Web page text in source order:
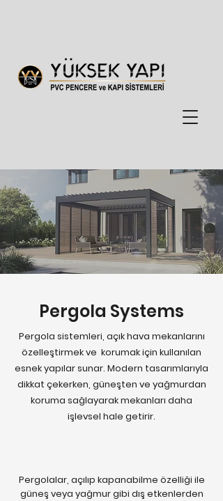
Pergola Systems
Pergola sistemleri, açık hava mekanlarını
özelleştirmek ve korumak için kullanılan
esnek yapılar sunar. Modern tasarımlarıyla
dikkat çekerken, güneşten ve yağmurdan
koruma sağlayarak mekanları daha
işlevsel hale getirir.
Pergolalar, açılıp kapanabilme özelliği ile
güneş veya yağmur gibi dış etkenlerden